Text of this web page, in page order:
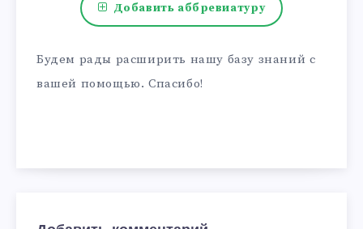
Добавить аббревиатуру
Будем рады расширить нашу базу знаний с
вашей помощью. Спасибо!